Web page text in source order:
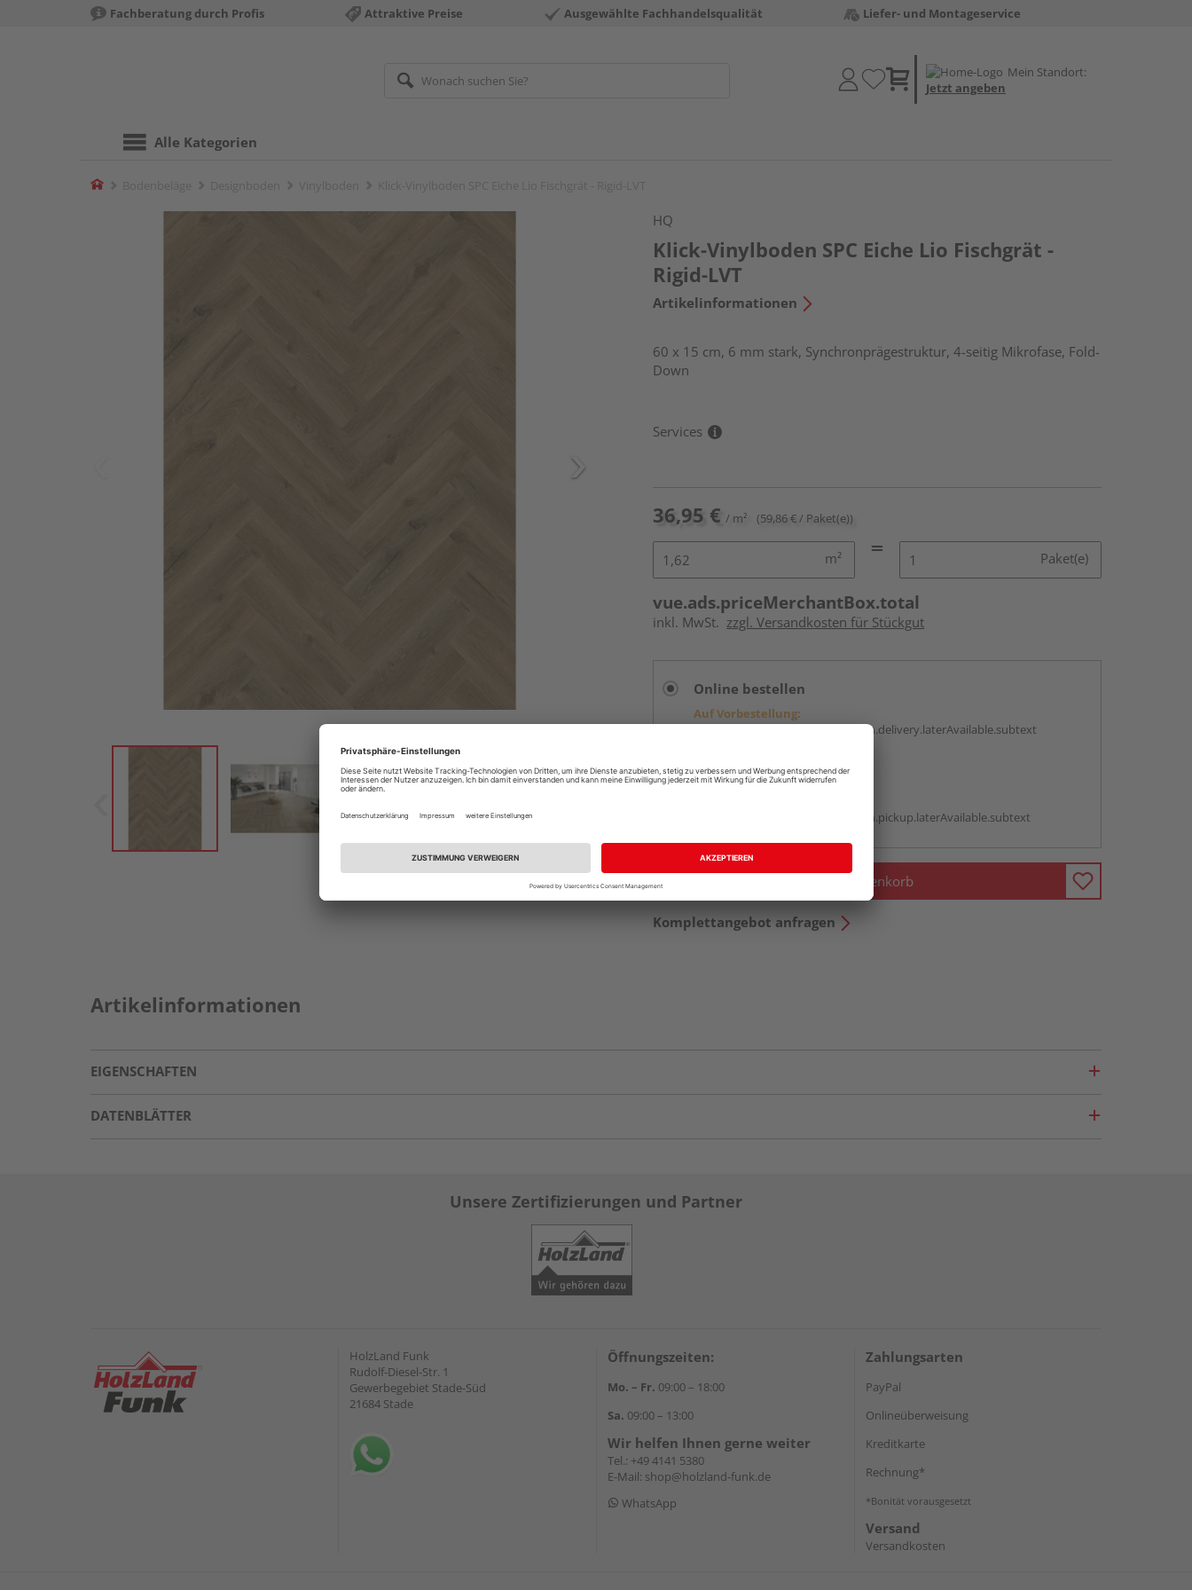
Fachberatung durch Profis Attraktive Preise Ausgewählte Fachhandelsqualität Liefer- und Montageservice
Mein Standort:
Jetzt angeben
Alle Kategorien
Home
HQ
Klick-Vinylboden SPC Eiche Lio Fischgrät -
Rigid-LVT
Artikelinformationen
60 x 15 cm, 6 mm stark, Synchronprägestruktur, 4-seitig Mikrofase, Fold-
Down
Services
36,95 € / m² (59,86 € / Paket(e))
m² Paket(e)
vue.ads.priceMerchantBox.total
inkl. MwSt. zzgl. Versandkosten für Stückgut
Online bestellen
Auf Vorbestellung:
vue.ads.priceMerchantBox.option.delivery.laterAvailable.subtext
Beim Händler abholen
vue.ads.priceMerchantBox.option.pickup.laterAvailable.subtext
In den Warenkorb
Komplettangebot anfragen
Artikelinformationen
EIGENSCHAFTEN
DATENBLÄTTER
Unsere Zertifizierungen und Partner
HolzLand Funk
Rudolf-Diesel-Str. 1
Gewerbegebiet Stade-Süd
21684 Stade
Öffnungszeiten:
Mo. – Fr. 09:00 – 18:00
Sa. 09:00 – 13:00
Wir helfen Ihnen gerne weiter
Tel.: +49 4141 5380
E-Mail: shop@holzland-funk.de
WhatsApp
Zahlungsarten
PayPal
Onlineüberweisung
Kreditkarte
Rechnung*
*Bonität vorausgesetzt
Versand
Versandkosten